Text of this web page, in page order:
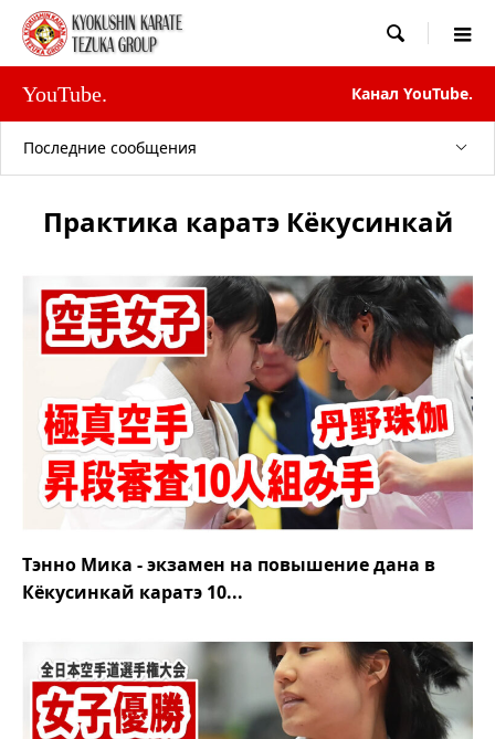

YouTube. Канал YouTube.
Последние сообщения
Практика каратэ Кёкусинкай
Тэнно Мика - экзамен на повышение дана в
Кёкусинкай каратэ 10...